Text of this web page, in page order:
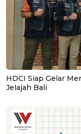
HDCI Siap Gelar
Jelajah Bali